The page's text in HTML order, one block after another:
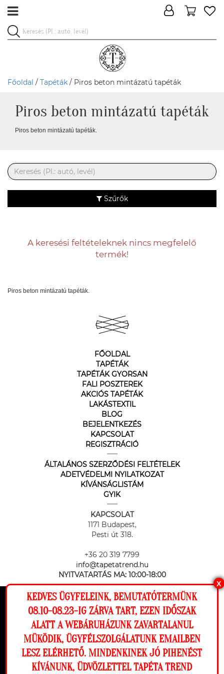
Ez a weboldal cookie-kat használ, hogy a
lehető legjobb élményt nyújtsa honlapunkon.
Beállítások
Elutasítom Engedélyezem
Főoldal / Tapéták / Piros beton mintázatú tapéták
Piros beton mintázatú tapéták
Piros beton mintázatú tapéták.
Szűrők
A keresési feltételeknek nincs megfelelő
termék!
Piros beton mintázatú tapéták.
FŐOLDAL
TAPÉTÁK
TAPÉTÁK GYORSAN
FALI POSZTEREK
AKCIÓS TAPÉTÁK
LAKÁSTEXTIL
BLOG
BEJELENTKEZÉS
KAPCSOLAT
REGISZTRÁCIÓ
ÁLTALÁNOS SZERZŐDÉSI FELTÉTELEK
ADETVÉDELMI NYILATKOZAT
KÍVÁNSÁGLISTÁM
GYIK
KAPCSOLAT
1171 Budapest,
Pesti út 318.
+36 20 319 7799
info@tapetatrend.hu
NYITVATARTÁS MA: 10:00-18:00
Az online fizetést a Barion Payment Zrt. biztosítja, MNB engedély
száma: H-EN-I-1064/2013
X
KEDVES ÜGYFELEINK, BEMUTATÓTERMÜNK
08.10-08.23-IG ZÁRVA TART, EZEN IDŐSZAK
ALATT A WEBÁRUHÁZUNK ZAVARTALANUL
MÜKÖDIK, ÜGYFÉLSZOLGÁLATUNK EMAILBEN
LESZ ELÉRHETŐ. MINDENKINEK JÓ PIHENÉST
KÍVÁNUNK, ÜDVÖZLETTEL TAPÉTA TREND